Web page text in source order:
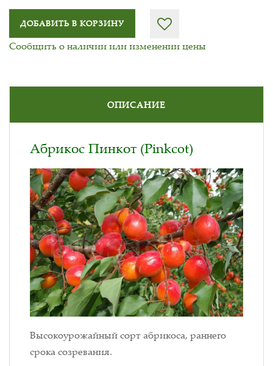
ДОБАВИТЬ В КОРЗИНУ
Сообщить о наличии или изменении цены
ОПИСАНИЕ
Абрикос Пинкот (Pinkcot)
Высокоурожайный сорт абрикоса, раннего
срока созревания.